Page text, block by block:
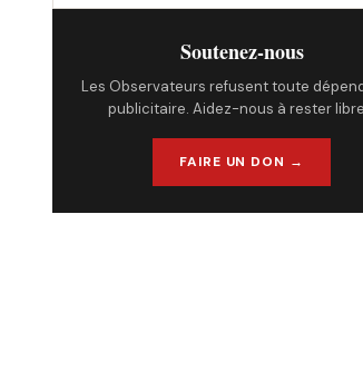
Soutenez-nous
Les Observateurs refusent toute
publicitaire. Aidez-nous à rester
FAIRE UN DON →